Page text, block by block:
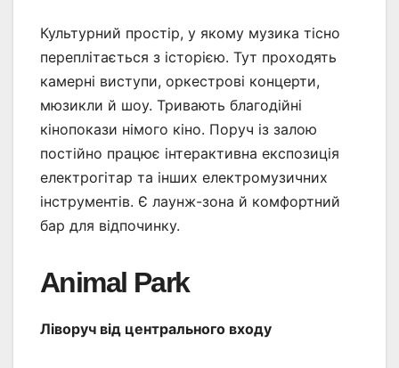
Культурний простір, у якому музика тісно
переплітається з історією. Тут проходять
камерні виступи, оркестрові концерти,
мюзикли й шоу. Тривають благодійні
кінопокази німого кіно. Поруч із залою
постійно працює інтерактивна експозиція
електрогітар та інших електромузичних
інструментів. Є лаунж-зона й комфортний
бар для відпочинку.
Animal Park
Ліворуч від центрального входу